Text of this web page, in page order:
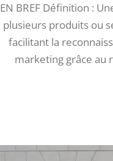
EN BREF Définition :
plusieurs produits ou
facilitant la
marketing grâce au